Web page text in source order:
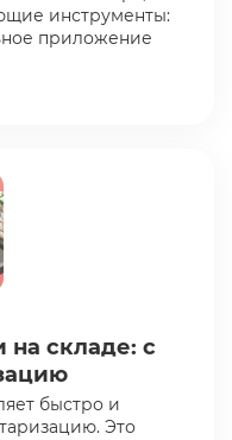
инструменты:
приложение
складе: с
быстро и
Это